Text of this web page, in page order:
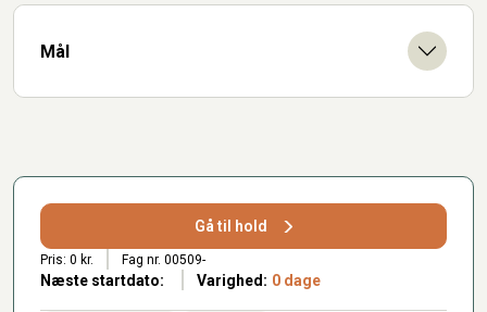
Mål
Gå til hold
Pris: 0 kr. Fag nr. 00509-
Næste startdato: Varighed: 0 dage